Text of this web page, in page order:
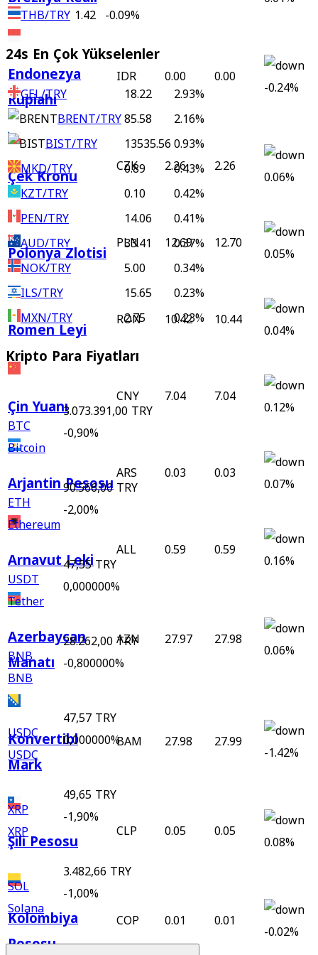
Endonezya
Rupiahı
IDR 0.00 0.00
-0.24%
Çek Kronu CZK 2.26 2.26
0.06%
Polonya Zlotisi PLN 12.69 12.70
0.05%
Romen Leyi RON 10.42 10.44
0.04%
Çin Yuanı CNY 7.04 7.04
0.12%
Arjantin PesosuARS 0.03 0.03
0.07%
Arnavut Leki ALL 0.59 0.59
0.16%
Azerbaycan
Manatı
AZN 27.97 27.98
0.06%
Konvertibl
Mark
BAM 27.98 27.99
-1.42%
Şili Pesosu CLP 0.05 0.05
0.08%
Kolombiya
Pesosu
COP 0.01 0.01
-0.02%
THB/TRY 1.42 -0.09%
24s En Çok Yükselenler
GEL/TRY 18.22
2.93%
BRENT/TRY85.58
2.16%
BIST/TRY
13535.560.93%
MKD/TRY
0.89
0.43%
KZT/TRY
0.10
0.42%
PEN/TRY
14.06
0.41%
AUD/TRY
33.41
0.37%
NOK/TRY
5.00
0.34%
ILS/TRY
15.65
0.23%
MXN/TRY
2.75 0.23%
Kripto Para Fiyatları
BTC
Bitcoin
3.073.391,00 TRY
-0,90%
ETH
Ethereum
90.566,00 TRY
-2,00%
USDT
Tether
47,55 TRY
0,000000%
BNB
BNB
28.262,00 TRY
-0,800000%
USDC
USDC
47,57 TRY
0,000000%
XRP
XRP
49,65 TRY
-1,90%
SOL
Solana
3.482,66 TRY
-1,00%